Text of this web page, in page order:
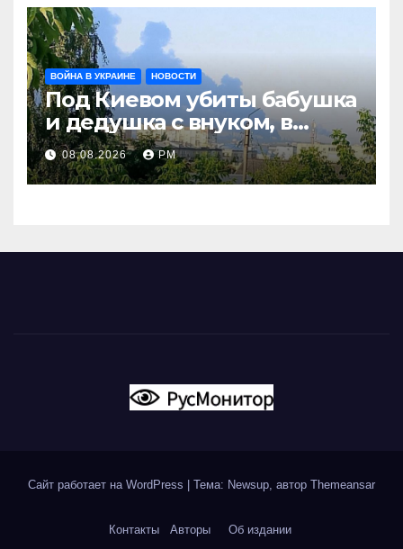
ВОЙНА В УКРАИНЕ НОВОСТИ
Под Киевом убиты бабушка
и дедушка с внуком, в
Поволжье и на Кубани
вновь горят НПЗ
08.08.2026 РМ
Сайт работает на WordPress Тема: Newsup, автор Themeansar
Контакты Авторы Об издании